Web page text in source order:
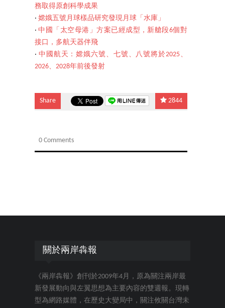
務取得原創科學成果
‧ 嫦娥五號月球樣品研究發現月球「水庫」
‧中國「太空母港」方案已經成型，新艙段6個對
接口，多航天器伴飛
‧ 中國航天：嫦娥六號、七號、八號將於2025、
2026、2028年前後發射
Share 2844
0 Comments
關於兩岸犇報
《兩岸犇報》創刊於2009年4月，原為關注兩岸最
新發展動向與左翼思想為主要內容的雙週報。現轉
型為網路媒體，在歷史大變局中，關注攸關台灣未